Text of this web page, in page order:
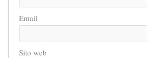
Email
Sito web